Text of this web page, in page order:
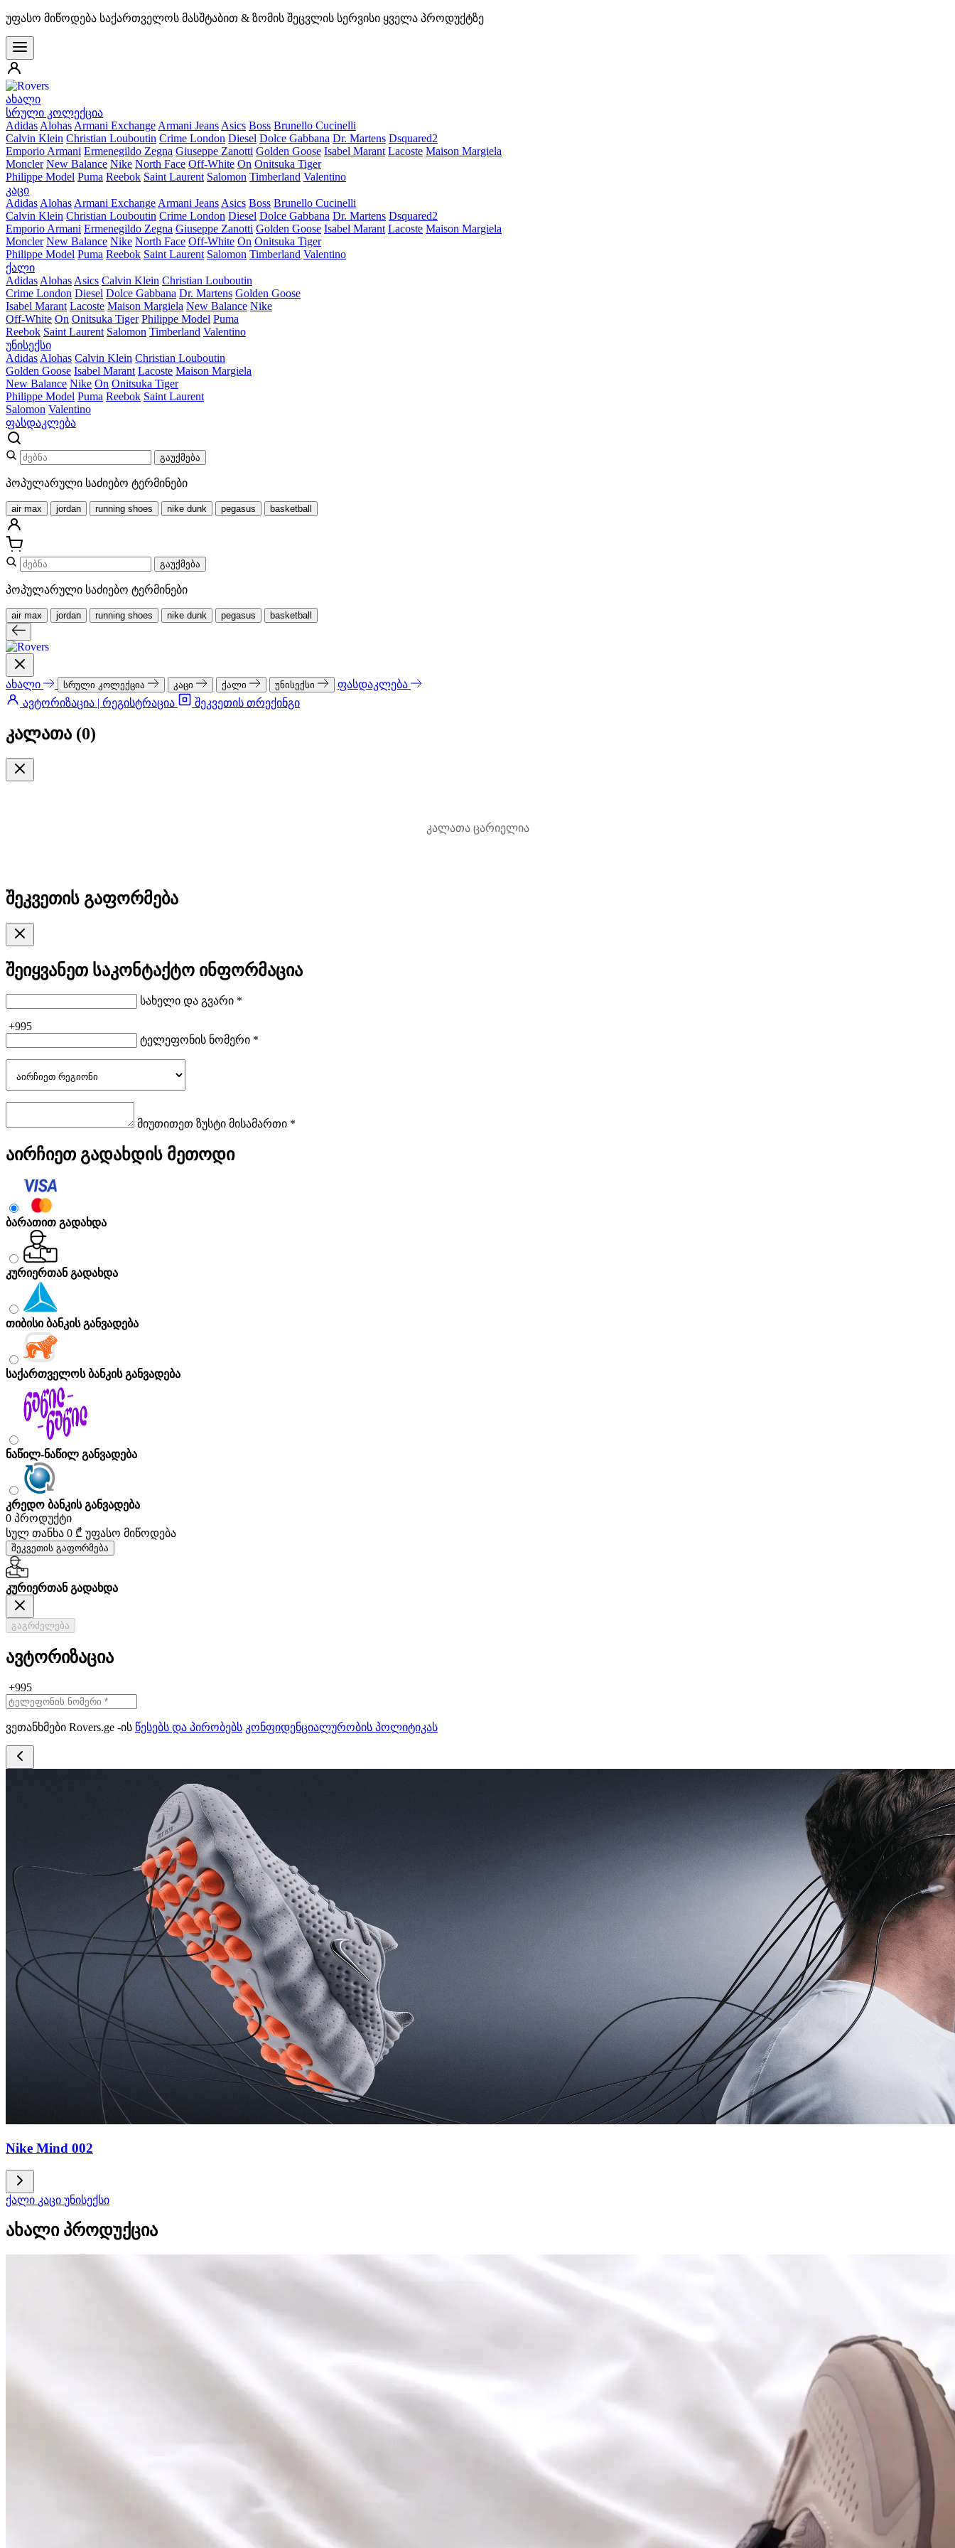
უფასო მიწოდება საქართველოს მასშტაბით & ზომის შეცვლის სერვისი ყველა პროდუქტზე
ახალი
სრული კოლექცია
Adidas Alohas Armani Exchange Armani Jeans Asics Boss Brunello Cucinelli
Calvin Klein Christian Louboutin Crime London Diesel Dolce Gabbana Dr. Martens Dsquared2
Emporio Armani Ermenegildo Zegna Giuseppe Zanotti Golden Goose Isabel Marant Lacoste Maison Margiela
Moncler New Balance Nike North Face Off-White On Onitsuka Tiger
Philippe Model Puma Reebok Saint Laurent Salomon Timberland Valentino
კაცი
Adidas Alohas Armani Exchange Armani Jeans Asics Boss Brunello Cucinelli
Calvin Klein Christian Louboutin Crime London Diesel Dolce Gabbana Dr. Martens Dsquared2
Emporio Armani Ermenegildo Zegna Giuseppe Zanotti Golden Goose Isabel Marant Lacoste Maison Margiela
Moncler New Balance Nike North Face Off-White On Onitsuka Tiger
Philippe Model Puma Reebok Saint Laurent Salomon Timberland Valentino
ქალი
Adidas Alohas Asics Calvin Klein Christian Louboutin
Crime London Diesel Dolce Gabbana Dr. Martens Golden Goose
Isabel Marant Lacoste Maison Margiela New Balance Nike
Off-White On Onitsuka Tiger Philippe Model Puma
Reebok Saint Laurent Salomon Timberland Valentino
უნისექსი
Adidas Alohas Calvin Klein Christian Louboutin
Golden Goose Isabel Marant Lacoste Maison Margiela
New Balance Nike On Onitsuka Tiger
Philippe Model Puma Reebok Saint Laurent
Salomon Valentino
ფასდაკლება
გაუქმება
პოპულარული საძიებო ტერმინები
air max jordan running shoes nike dunk pegasus basketball
გაუქმება
პოპულარული საძიებო ტერმინები
air max jordan running shoes nike dunk pegasus basketball
ახალი სრული კოლექცია კაცი ქალი უნისექსი
ფასდაკლება
ავტორიზაცია | რეგისტრაცია
შეკვეთის თრექინგი
კალათა (0)
კალათა ცარიელია
შეკვეთის გაფორმება
შეიყვანეთ საკონტაქტო ინფორმაცია
სახელი და გვარი *
+995
ტელეფონის ნომერი *
მიუთითეთ ზუსტი მისამართი *
აირჩიეთ გადახდის მეთოდი
ბარათით გადახდა
კურიერთან გადახდა
თიბისი ბანკის განვადება
საქართველოს ბანკის განვადება
ნაწილ-ნაწილ განვადება
კრედო ბანკის განვადება
0 პროდუქტი
სულ თანხა 0 ₾ უფასო მიწოდება
შეკვეთის გაფორმება
კურიერთან გადახდა
გაგრძელება
ავტორიზაცია
+995
ვეთანხმები Rovers.ge -ის წესებს და პირობებს კონფიდენციალურობის პოლიტიკას
Nike Mind 002
ქალი კაცი უნისექსი
ახალი პროდუქცია